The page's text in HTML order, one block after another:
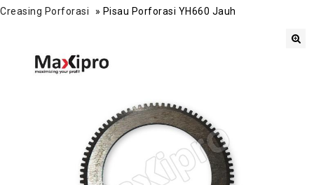
Creasing Porforasi
» Pisau Porforasi YH660 Jauh